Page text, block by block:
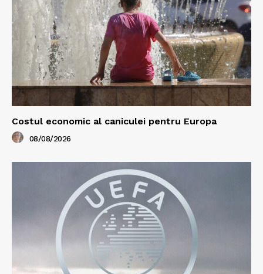
Costul economic al caniculei pentru Europa
08/08/2026